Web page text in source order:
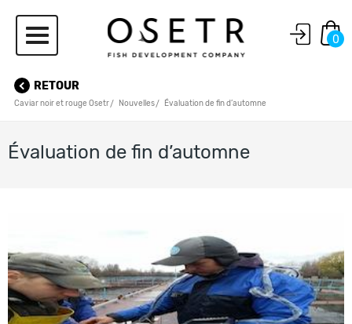
0
RETOUR
Caviar noir et rouge Osetr Nouvelles Évaluation de fin d’automne
Évaluation de fin d’automne